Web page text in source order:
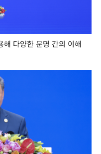
해 다양한 문명 간의 이해